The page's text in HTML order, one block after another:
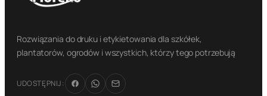
Rozwiązania do druku i etykietowania dla szkółek,
plantatorów, ogrodów i wszystkich, którzy tego potrzebują
UDOSTĘPNIJ: